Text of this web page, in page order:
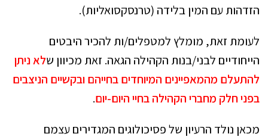
הזדהות עם המין בלידה (טרנסקסואליות).
לעומת זאת, מומלץ למטפלים/ות להכיר היבטים
הייחודיים לבני/בנות הקהילה הגאה. זאת מכיוון שלא ניתן
להתעלם מהמאפיינים המיוחדים בחייהם ובקשיים הניצבים
בפני חלק מחברי הקהילה בחיי היום-יום.
מכאן נולד הרעיון של פסיכולוגים המגדירים עצמם